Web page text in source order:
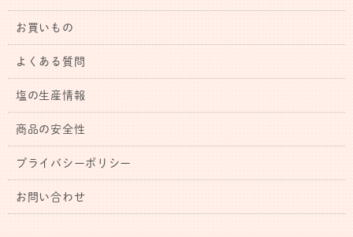
お買いもの
よくある質問
塩の生産情報
商品の安全性
プライバシーポリシー
お問い合わせ